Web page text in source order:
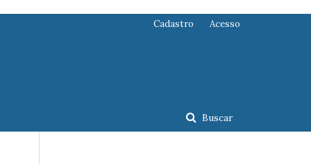
Buscar
Cadastro Acesso